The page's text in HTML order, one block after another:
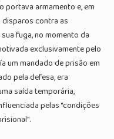
portava armamento e, em
disparos contra as
fuga, no momento da
exclusivamente pelo
um mandado de prisão em
pela defesa, era
saída temporária,
pelas “condições